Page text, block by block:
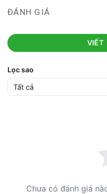
ĐÁNH GIÁ
VIẾT
Lọc sao
Chưa có đánh giá